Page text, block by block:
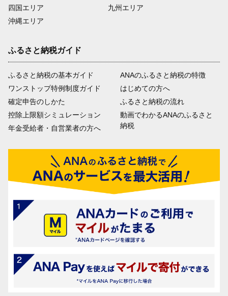
四国エリア
沖縄エリア
九州エリア
ふるさと納税ガイド
ふるさと納税の基本ガイド
ワンストップ特例制度ガイド
確定申告のしかた
控除上限額シミュレーション
年金受給者・自営業者の方へ
ANAのふるさと納税の特徴
はじめての方へ
ふるさと納税の流れ
動画でわかるANAのふるさと
納税